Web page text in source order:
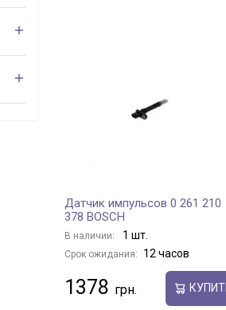
Датчик импульсов 0 261 210
378 BOSCH
В наличии: 1 шт.
Срок ожидания: 12 часов
1378